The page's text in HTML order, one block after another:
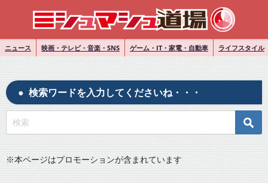
ニュース 映画・テレビ・音楽・SNS ゲーム・IT・家電・自動車 ライフスタイル
検索ワードを入力してくださいね・・・
※本ページはプロモーションが含まれています